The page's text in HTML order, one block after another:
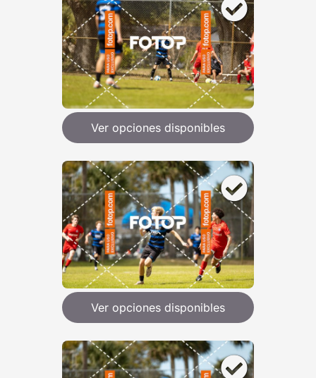
Ver opciones disponibles
Ver opciones disponibles